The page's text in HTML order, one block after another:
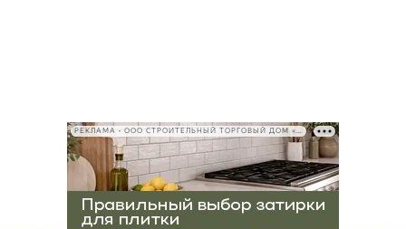
РЕКЛАМА • ООО СТРОИТЕЛЬНЫЙ ТОРГОВЫЙ ДОМ «ПЕТРОВИЧ», ИНН 7802348846